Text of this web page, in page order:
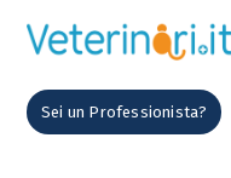
Sei un Professionista?